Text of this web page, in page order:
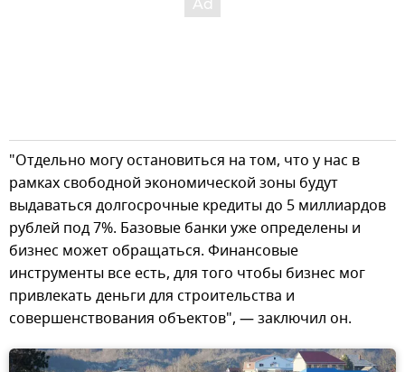
"Отдельно могу остановиться на том, что у нас в
рамках свободной экономической зоны будут
выдаваться долгосрочные кредиты до 5 миллиардов
рублей под 7%. Базовые банки уже определены и
бизнес может обращаться. Финансовые
инструменты все есть, для того чтобы бизнес мог
привлекать деньги для строительства и
совершенствования объектов", — заключил он.